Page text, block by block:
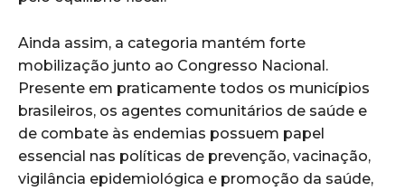
Ainda assim, a categoria mantém forte
mobilização junto ao Congresso Nacional.
Presente em praticamente todos os municípios
brasileiros, os agentes comunitários de saúde e
de combate às endemias possuem papel
essencial nas políticas de prevenção, vacinação,
vigilância epidemiológica e promoção da saúde,